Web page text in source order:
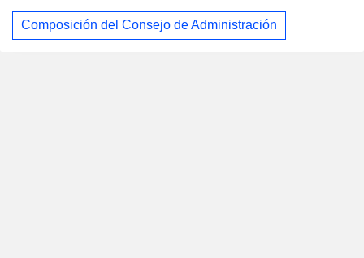
Composición del Consejo de Administración